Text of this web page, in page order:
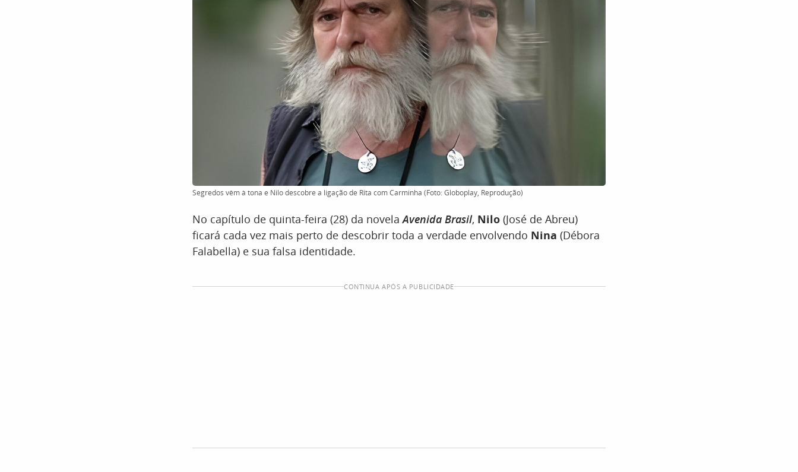
Segredos vêm à tona e Nilo descobre a ligação de Rita com Carminha (Foto: Globoplay, Reprodução)
No capítulo de quinta-feira (28) da novelaAvenida Brasil, Nilo (José de Abreu)
ficará cada vez mais perto de descobrir toda a verdade envolvendo Nina (Débora
Falabella) e sua falsa identidade.
CONTINUA APÓS A PUBLICIDADE